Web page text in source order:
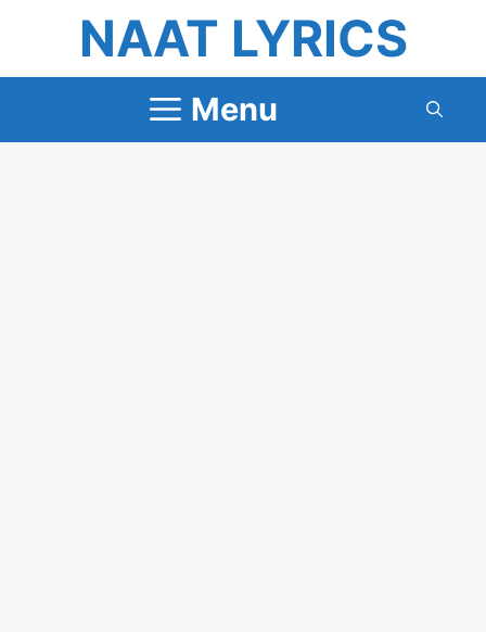
content
NAAT LYRICS
Menu